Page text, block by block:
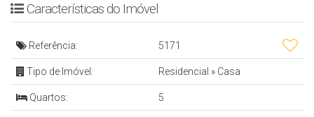
- Portaria Eletrônica
- 49 m² Privativos
- 1 Vaga de Garagem
SALA COMERCIAL
Características do Imóvel
Referência: 5171
Tipo de Imóvel: Residencial » Casa
Quartos: 5